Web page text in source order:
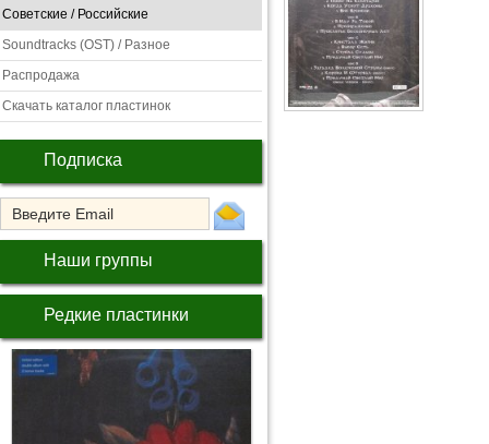
Советские / Российские
Soundtracks (OST) / Разное
Распродажа
Скачать каталог пластинок
Подписка
Наши группы
Редкие пластинки